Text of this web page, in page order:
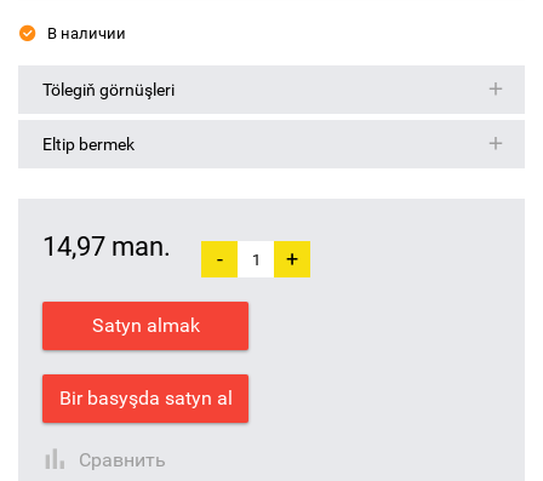
В наличии
Tölegiň görnüşleri
Eltip bermek
14,97 man. - +
Satyn almak
Bir basyşda satyn al
Сравнить